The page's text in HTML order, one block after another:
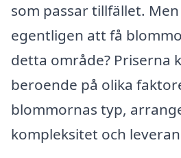
som passar tillfället.
egentligen att få
detta område? Priserna
beroende på olika
blommornas typ,
kompleksitet och